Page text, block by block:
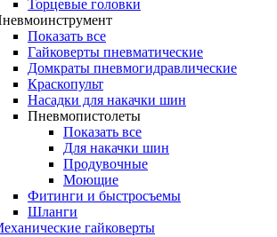
Торцевые головки
Показать все
Гайковерты пневматические
Домкраты пневмогидравлические
Краскопульт
Насадки для накачки шин
Пневмопистолеты
Показать все
Для накачки шин
Продувочные
Моющие
Фитинги и быстросъемы
Шланги
гайковерты